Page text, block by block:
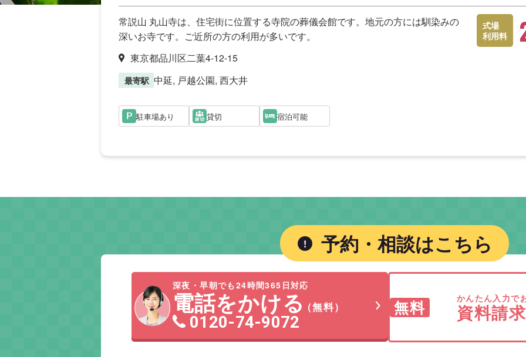
常説山 丸山寺は、住宅街に位置する寺院の葬儀会館です。地元の方には馴染みの
深いお寺です。ご近所の方の利用が多いです。
東京都品川区二葉4-12-15
最寄駅 中延, 戸越公園, 西大井
式場
利用料
駐車場あり 貸切 宿泊可能
予約・相談はこちら
深夜・早朝でも24時間365日対応
電話をかける （無料）
0120-74-9072
無料 かんたん入力で
資料請